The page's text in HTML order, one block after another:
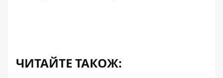
ЧИТАЙТЕ ТАКОЖ: